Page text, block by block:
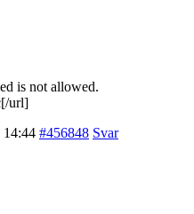
is not allowed.
url]
14:44 #456848 Svar